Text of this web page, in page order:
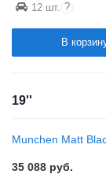
12 шт. ?
В
19''
Munchen Matt
35 088 руб.